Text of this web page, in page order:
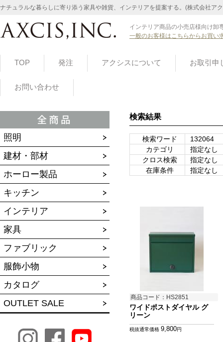
ナチュラルな暮らしに寄り添う家具や雑貨、インテリアを提案する。(株式会社ア
インテリア商品の小売店様向け卸
一般のお客様はこちらからお買い
TOP 発注 アクシスについて お取引申
お問い合わせ
照明
建材・部材
ホーロー製品
キッチン
インテリア
家具
ファブリック
服飾小物
カタログ
OUTLET SALE
検索結果
検索ワード
132064
カテゴリ
指定なし
クロス検索
指定なし
在庫条件
指定なし
商品コード：HS2851
ワイドポストダイヤル グ
リーン
税抜通常価格 9,800円